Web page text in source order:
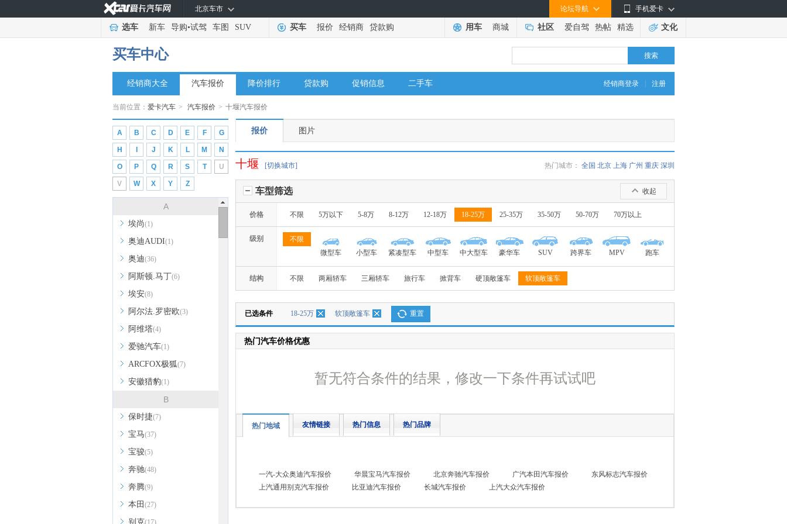
手机爱卡
论坛导航
北京车市
选车 新车 导购•试驾 车图 SUV 买车 报价 经销商 贷款购 用车 商城 社区 爱自驾 热帖 精选 文化
买车中心 搜索
经销商登录 注册
经销商大全 汽车报价 降价排行 贷款购 促销信息 二手车
当前位置： 爱卡汽车 > 汽车报价 > 十堰汽车报价
A B C D E F G
H J K L M N
O P Q R S T U
V W X Y Z
A
埃尚(1)
奥迪AUDI(1)
奥迪(36)
阿斯顿.马丁(6)
埃安(8)
阿尔法.罗密欧(3)
阿维塔(4)
爱驰汽车(1)
ARCFOX极狐(7)
安徽猎豹(1)
B
保时捷(7)
宝马(37)
宝骏(5)
奔驰(48)
奔腾(9)
本田 (27)
别克(17)
报价 图片
热门城市： 全国 北京 上海 广州 重庆 深圳
十堰 [切换城市]
收起
车型筛选
价格 不限 5万以下 5-8万 8-12万 12-18万 18-25万 25-35万 35-50万 50-70万 70万以上
级别
不限
微型车
小型车 紧凑型车 中型车 中大型车 豪华车 SUV 跨界车 MPV 跑车
结构 不限 两厢轿车 三厢轿车 旅行车 掀背车 硬顶敞篷车 软顶敞篷车
已选条件 18-25万 软顶敞篷车 重置
热门汽车价格优惠
暂无符合条件的结果，修改一下条件再试试吧
热门地域 友情链接 热门信息 热门品牌
一汽-大众奥迪汽车报价 华晨宝马汽车报价 北京奔驰汽车报价 广汽本田汽车报价
东风标志汽车报价
上汽通用别克汽车报价
比亚迪汽车报价 长城汽车报价 上汽大众汽车报价